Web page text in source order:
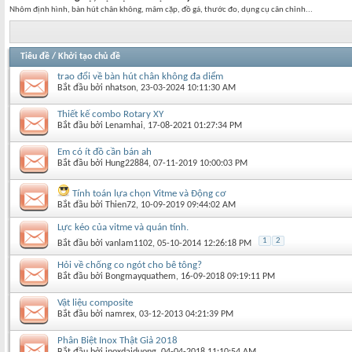
Nhôm định hình, bàn hút chân không, mâm cặp, đồ gá, thước đo, dụng cụ cân chỉnh...
Tiêu đề / Khởi tạo chủ đề
trao đổi về bàn hút chân không đa diểm
Bắt đầu bởi nhatson‎, 23-03-2024 10:11:30 AM
Thiết kế combo Rotary XY
Bắt đầu bởi Lenamhai‎, 17-08-2021 01:27:34 PM
Em có ít đồ cần bán ah
Bắt đầu bởi Hung22884‎, 07-11-2019 10:00:03 PM
Tính toán lựa chọn Vitme và Động cơ
Bắt đầu bởi Thien72‎, 10-09-2019 09:44:02 AM
Lực kéo của vitme và quán tính.
Bắt đầu bởi vanlam1102‎, 05-10-2014 12:26:18 PM 1 2
Hỏi về chống co ngót cho bê tông?
Bắt đầu bởi Bongmayquathem‎, 16-09-2018 09:19:11 PM
Vật liệu composite
Bắt đầu bởi namrex‎, 03-12-2013 04:21:39 PM
Phân Biệt Inox Thật Giả 2018